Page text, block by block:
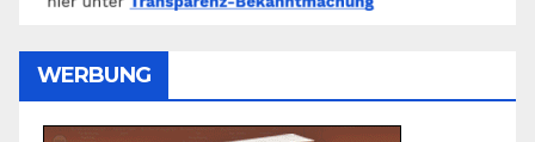
WERBUNG